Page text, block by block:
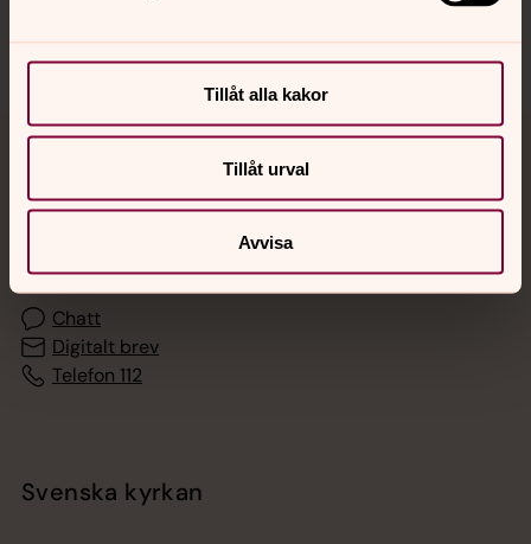
Tillåt alla kakor
Tillåt urval
Avvisa
Jourhavande präst
Akut samtals- och krisstöd. Prata eller chatta anonymt
med en präst på kvällar och nätter.
Chatt
Digitalt brev
Telefon 112
Svenska kyrkan